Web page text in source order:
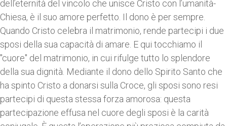
dell’eternità del vincolo che unisce Cristo con l’umanità-
Chiesa, è il suo amore perfetto. Il dono è per sempre.
Quando Cristo celebra il matrimonio, rende partecipi i due
sposi della sua capacità di amare. E qui tocchiamo il
"cuore" del matrimonio, in cui rifulge tutto lo splendore
della sua dignità. Mediante il dono dello Spirito Santo che
ha spinto Cristo a donarsi sulla Croce, gli sposi sono resi
partecipi di questa stessa forza amorosa: questa
partecipazione effusa nel cuore degli sposi è la carità